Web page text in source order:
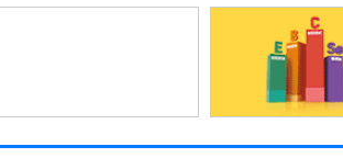
지필공 지원책
수련환경 개선
의과대학 입시
~2026-08-31
채용시까지